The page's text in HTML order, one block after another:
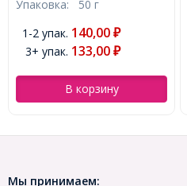
полосой TSL, Золотой,
Упаковка: 50 г
1-2 упак. 140,00 ₽
3+ упак. 133,00 ₽
В корзину
Мы принимаем: